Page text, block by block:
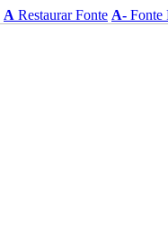
A Restaurar Fonte A- Fonte